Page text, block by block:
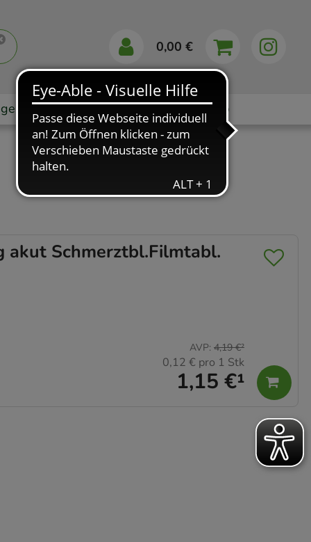
0,00 €
Markenshops Ratgeber App
akut Schmerztbl.Filmtabl.
1,15 €¹
AVP: 4,19 €²
0,12 € pro 1 Stk